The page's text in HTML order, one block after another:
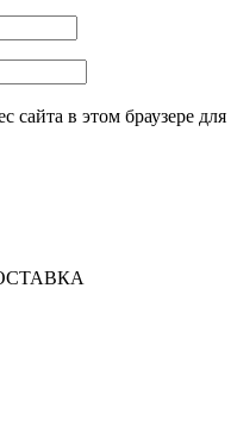
сайта в этом браузере для